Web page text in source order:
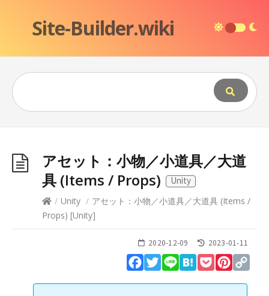
Site-Builder.wiki
アセット：小物／小道具／大道
具 (Items / Props)
Unity
/ Unity / アセット：小物／小道具／大道具 (Items /
Props) [Unity]
2020-12-09 2023-01-11
Facebook
Twitter
Line HatenaPocket